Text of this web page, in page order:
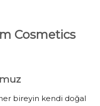
Cosmetics
bireyin kendi doğal